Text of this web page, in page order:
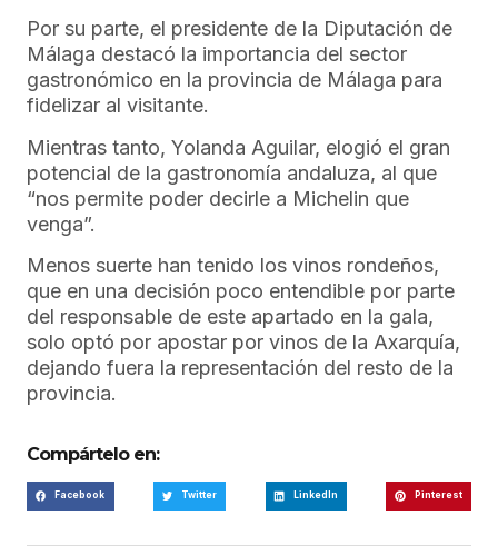
Por su parte, el presidente de la Diputación de
Málaga destacó la importancia del sector
gastronómico en la provincia de Málaga para
fidelizar al visitante.
Mientras tanto, Yolanda Aguilar, elogió el gran
potencial de la gastronomía andaluza, al que
“nos permite poder decirle a Michelin que
venga”.
Menos suerte han tenido los vinos rondeños,
que en una decisión poco entendible por parte
del responsable de este apartado en la gala,
solo optó por apostar por vinos de la Axarquía,
dejando fuera la representación del resto de la
provincia.
Compártelo en:
Facebook Twitter LinkedIn Pinterest